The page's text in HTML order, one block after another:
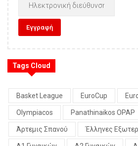
Tags Cloud
Basket League EuroCup
Olympiacos Panathinaikos OPAP
Άρτεμις Σπανού Έλληνες